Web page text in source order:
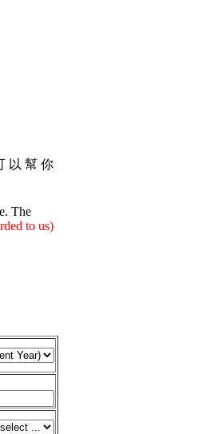
以 幫 你
The
to us)